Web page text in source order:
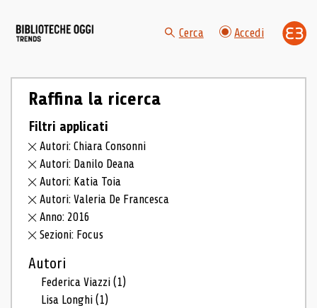
Cerca Accedi
Raffina la ricerca
Filtri applicati
Autori: Chiara Consonni
Autori: Danilo Deana
Autori: Katia Toia
Autori: Valeria De Francesca
Anno: 2016
Sezioni: Focus
Autori
Federica Viazzi(1)
Lisa Longhi(1)